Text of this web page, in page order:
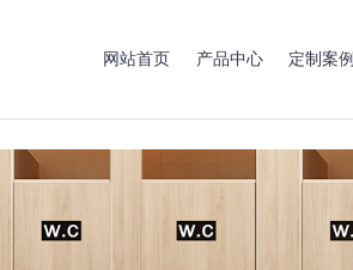
网站首页 产品中心 定制案例